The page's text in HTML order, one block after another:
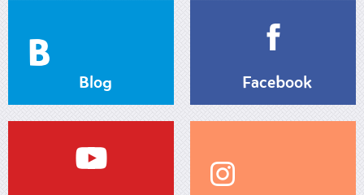
Blog Facebook